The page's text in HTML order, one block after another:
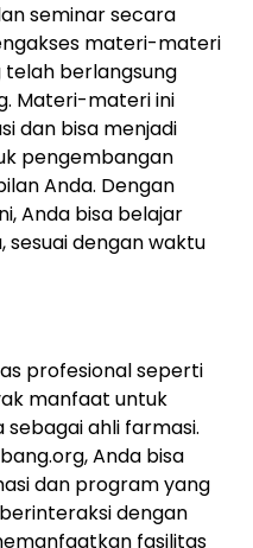
seminar secara
materi-materi
berlangsung
Materi-materi ini
dan bisa menjadi
pengembangan
Anda. Dengan
Anda bisa belajar
sesuai dengan waktu
profesional seperti
manfaat untuk
ahli farmasi.
Anda bisa
dan program yang
dengan
fasilitas